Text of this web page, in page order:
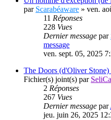
par Scarabéaware » ven.
11 Réponses
228 Vues
Dernier message par
message
ven. sept. 05, 2025
The Doors (d'Oliver
Fichier(s) joint(s) par
2 Réponses
267 Vues
Dernier message par
jeu. juin 26, 2025